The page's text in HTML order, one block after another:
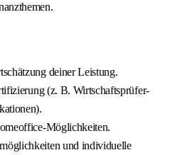
deiner Leistung.
(z. B. Wirtschaftsprüfer-
Möglichkeiten.
und individuelle